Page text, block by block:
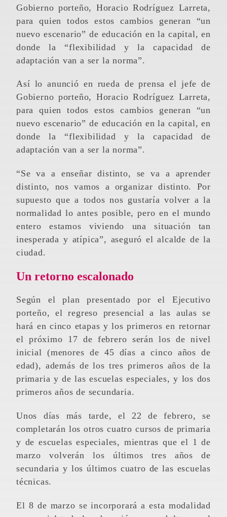
Gobierno porteño, Horacio Rodríguez Larreta,
para quien todos estos cambios generan “un
nuevo escenario” de educación en la capital, en
donde la “flexibilidad y la capacidad de
adaptación van a ser la norma”.
Así lo anunció en rueda de prensa el jefe de
Gobierno porteño, Horacio Rodríguez Larreta,
para quien todos estos cambios generan “un
nuevo escenario” de educación en la capital, en
donde la “flexibilidad y la capacidad de
adaptación van a ser la norma”.
“Se va a enseñar distinto, se va a aprender
distinto, nos vamos a organizar distinto. Por
supuesto que a todos nos gustaría volver a la
normalidad lo antes posible, pero en el mundo
entero estamos viviendo una situación tan
inesperada y atípica”, aseguró el alcalde de la
ciudad.
Un retorno escalonado
Según el plan presentado por el Ejecutivo
porteño, el regreso presencial a las aulas se
hará en cinco etapas y los primeros en retornar
el próximo 17 de febrero serán los de nivel
inicial (menores de 45 días a cinco años de
edad), además de los tres primeros años de la
primaria y de las escuelas especiales, y los dos
primeros años de secundaria.
Unos días más tarde, el 22 de febrero, se
completarán los otros cuatro cursos de primaria
y de escuelas especiales, mientras que el 1 de
marzo volverán los últimos tres años de
secundaria y los últimos cuatro de las escuelas
técnicas.
El 8 de marzo se incorporará a esta modalidad